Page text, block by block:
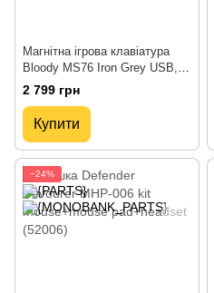
Магнітна ігрова клавіатура
Bloody MS76 Iron Grey USB,
RGB підсвічування, Magnetic
Switch (MS76)
2 799 грн
Купити
−24%